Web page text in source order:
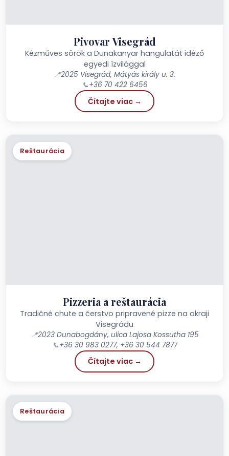
Pivovar Visegrád
Kézműves sörök a Dunakanyar hangulatát idéző
egyedi ízvilággal
📍2025 Visegrád, Mátyás király u. 3.
📞+36 70 422 6456
Čítajte viac →
Reštaurácia
Pizzeria a reštaurácia
Tradičné chute a čerstvo pripravené pizze na okraji
Visegrádu
📍2023 Dunabogdány, ulica Lajosa Kossutha 195
📞+36 30 983 0277, +36 30 544 7877
Čítajte viac →
Reštaurácia